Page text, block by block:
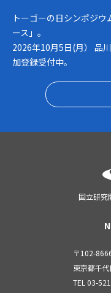
トーゴーの日シンポジ
ース」。
2026年10月5日(月） 品
加登録受付中。
国立研究
〒102-
東京都千
TEL 03-